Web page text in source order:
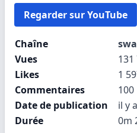
Regarder sur YouTube
Chaîne
Vues
131
Likes
1
Commentaires
100
Date de publication
il y
Durée
0m